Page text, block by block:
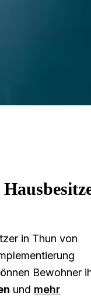
in Thun von
Bewohner
und mehr